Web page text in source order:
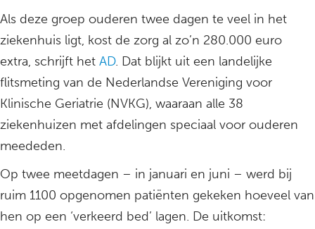
Als deze groep ouderen twee dagen te veel in het
ziekenhuis ligt, kost de zorg al zo’n 280.000 euro
extra, schrijft het AD. Dat blijkt uit een landelijke
flitsmeting van de Nederlandse Vereniging voor
Klinische Geriatrie (NVKG), waaraan alle 38
ziekenhuizen met afdelingen speciaal voor ouderen
meededen.
Op twee meetdagen – in januari en juni – werd bij
ruim 1100 opgenomen patiënten gekeken hoeveel van
hen op een ‘verkeerd bed’ lagen. De uitkomst: